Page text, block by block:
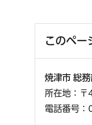
このペー
焼津市 総
所在地：
電話番号